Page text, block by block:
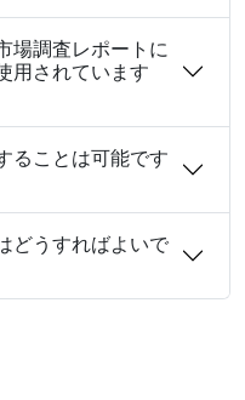
場調査レポートに
用されています
ることは可能です
どうすればよいで